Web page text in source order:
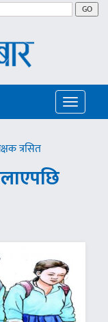
GO
Toggle
त्रसित